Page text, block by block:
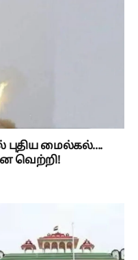
புதிய மைல்கல்....
வெற்றி!